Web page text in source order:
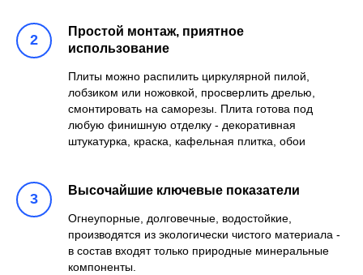
Простой монтаж, приятное
использование
Плиты можно распилить циркулярной пилой,
лобзиком или ножовкой, просверлить дрелью,
смонтировать на саморезы. Плита готова под
любую финишную отделку - декоративная
штукатурка, краска, кафельная плитка, обои
Высочайшие ключевые показатели
Огнеупорные, долговечные, водостойкие,
производятся из экологически чистого материала -
в состав входят только природные минеральные
компоненты.